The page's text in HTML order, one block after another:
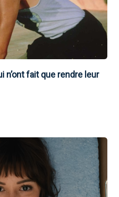
n’ont fait que rendre leur